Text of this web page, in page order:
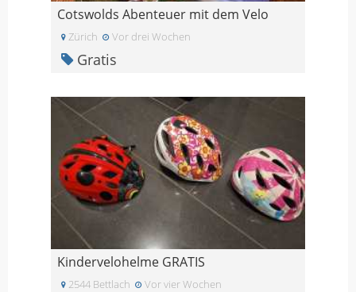
Cotswolds Abenteuer mit dem Velo
Zürich Vor drei Wochen
Gratis
Kindervelohelme GRATIS
2544 Bettlach Vor vier Wochen